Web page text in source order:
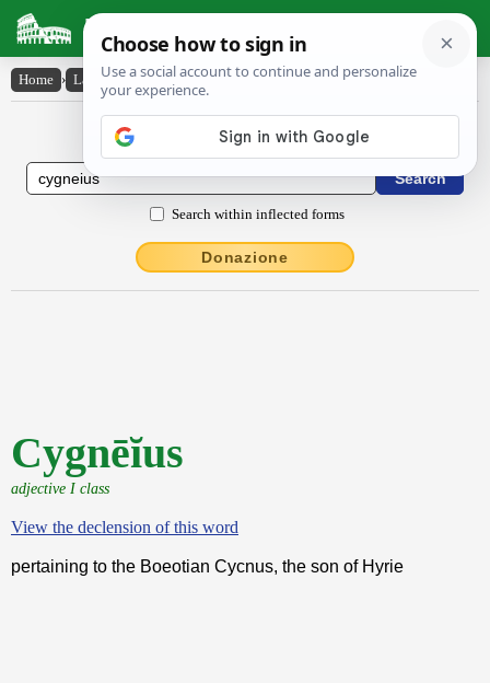
Latin Dictionary
Home › Latin-English › Cygnēĭus
Latin to English Dictionary
Search within inflected forms
Donazione
Cygnēĭus
adjective I class
View the declension of this word
pertaining to the Boeotian Cycnus, the son of Hyrie